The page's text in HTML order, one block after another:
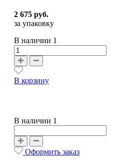
2 675 руб.
за упаковку
В наличии 1
В корзину
В наличии 1
Оформить заказ